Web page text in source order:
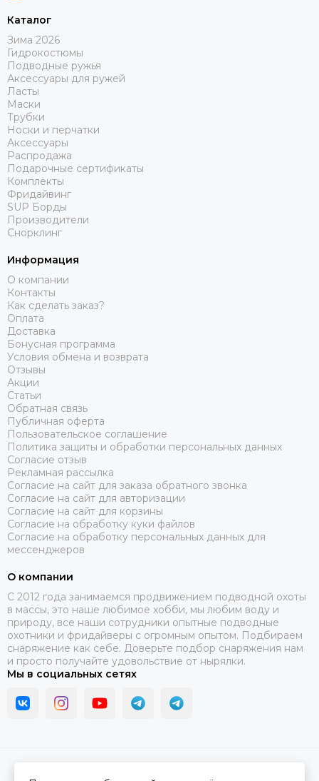
Каталог
Зима 2026
Гидрокостюмы
Подводные ружья
Аксессуары для ружей
Ласты
Маски
Трубки
Носки и перчатки
Аксессуары
Распродажа
Подарочные сертификаты
Комплекты
Фридайвинг
SUP Борды
Производители
Снорклинг
Информация
О компании
Контакты
Как сделать заказ?
Оплата
Доставка
Бонусная программа
Условия обмена и возврата
Отзывы
Акции
Статьи
Обратная связь
Публичная оферта
Пользовательское соглашение
Политика защиты и обработки персональных данных
Согласие отзыв
Рекламная рассылка
Согласие на сайт для заказа обратного звонка
Согласие на сайт для авторизации
Согласие на сайт для корзины
Согласие на обработку куки файлов
Согласие на обработку персональных данных для
мессенджеров
О компании
C 2012 года занимаемся продвижением подводной охоты
в массы, это наше любимое хобби, мы любим воду и
природу, все наши сотрудники опытные подводные
охотники и фридайверы с огромным опытом. Подбираем
снаряжение как себе. Доверьте подбор снаряжения нам
и просто получайте удовольствие от нырялки.
Мы в социальных сетях